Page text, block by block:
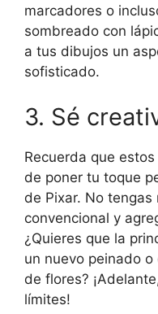
marcadores o
sombreado con
a tus dibujos un
sofisticado.
3. Sé
Recuerda que
de poner tu toque
de Pixar. No
convencional y
¿Quieres que la
un nuevo peinado
de flores?
límites!